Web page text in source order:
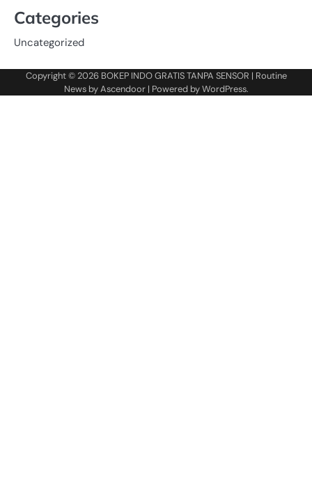
Categories
Uncategorized
Copyright © 2026 BOKEP INDO GRATIS TANPA SENSOR | Routine
News byAscendoor| Powered byWordPress.